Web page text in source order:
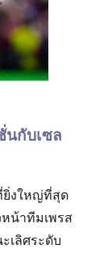
นกับเซล
ยิ่งใหญ่ที่สุด
น้าทีมเพรส
เลิศระดับ